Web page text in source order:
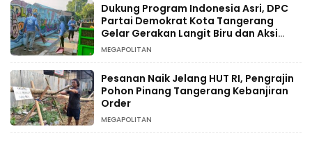
Dukung Program Indonesia Asri, DPC
Partai Demokrat Kota Tangerang
Gelar Gerakan Langit Biru dan Aksi
Tanam Pohon
MEGAPOLITAN
Pesanan Naik Jelang HUT RI, Pengrajin
Pohon Pinang Tangerang Kebanjiran
Order
MEGAPOLITAN